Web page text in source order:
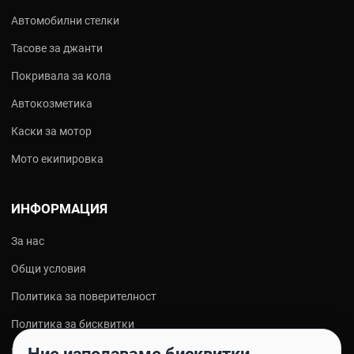
Podium Series с hybrid ceramic (SiO₂) добавя хидрофобност за
В AutoPulse.bg - оригинални продукти с консултация и бърза
Разгледайте всички продукти на
Автомобилни стелки
Тасове за джанти
Покривала за кола
Автокозметика
Каски за мотор
Мото екипировка
ИНФОРМАЦИЯ
За нас
Общи условия
Политика за поверителност
Политика за бисквитки